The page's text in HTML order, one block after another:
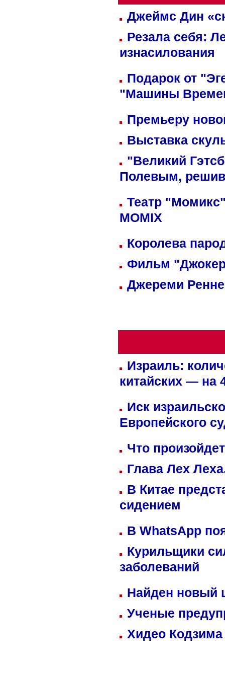
Джеймс Дин
Резала себя:
изнасилования
Подарок от
"Машины
Премьеру
Выставка
"Великий
Полевым,
Театр
MOMIX
Королева
Фильм
Джереми
Израиль:
китайских — на
Иск
Европейского
Что
Глава Лех
В Китае
сидением
В WhatsApp
Курильщики
заболеваний
Найден
Ученые
Хидео